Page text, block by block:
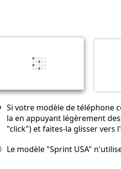
Si votre modèle de téléphone
la en appuyant légèrement
"click") et faites-la glisser vers
Le modèle "Sprint USA"